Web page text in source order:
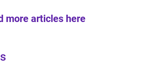
more articles here